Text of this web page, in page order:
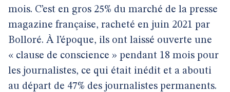
mois. C’est en gros 25% du marché de la presse
magazine française, racheté en juin 2021 par
Bolloré. À l’époque, ils ont laissé ouverte une
« clause de conscience » pendant 18 mois pour
les journalistes, ce qui était inédit et a abouti
au départ de 47% des journalistes permanents.